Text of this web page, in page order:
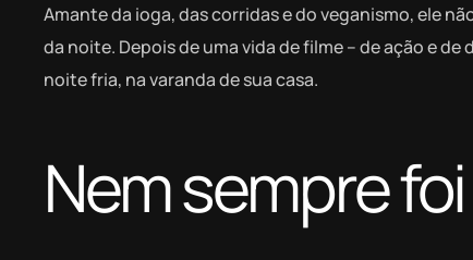
Amante da ioga, das corridas e do veganismo, ele
da noite. Depois de uma vida de filme – de ação e
noite fria, na varanda de sua casa.
Nem sempre